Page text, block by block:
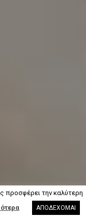
προσφέρει την καλύτερη
ΑΠΟΔΕΧΟΜΑΙ